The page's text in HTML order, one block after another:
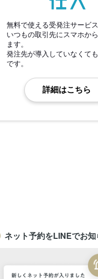
無料で使える受発注サービス
いつもの取引先にスマホか
ます。
発注先が導入していなくて
です。
詳細はこちら
ネット予約をLINEでお